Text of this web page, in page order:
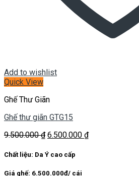
Add to wishlist
Quick View
Ghế Thư Giãn
Ghế thư giãn GTG15
9.500.000₫ Giá
là:
6.500.000 ₫Giá
Chất liệu: Da Ý cao cấp
Giá ghế: 6.500.000đ/ cái